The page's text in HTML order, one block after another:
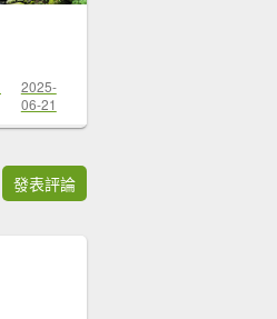
2025-
06-21
發表評論